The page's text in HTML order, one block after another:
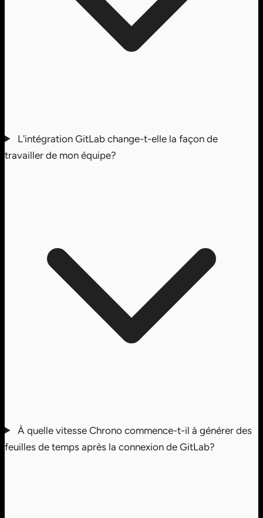
L'intégration GitLab change-t-elle la façon de
travailler de mon équipe?
À quelle vitesse Chrono commence-t-il à générer des
feuilles de temps après la connexion de GitLab?